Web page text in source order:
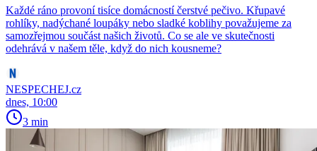
Každé ráno provoní tisíce domácností čerstvé pečivo. Křupavé
rohlíky, nadýchané loupáky nebo sladké koblihy považujeme za
samozřejmou součást našich životů. Co se ale ve skutečnosti
odehrává v našem těle, když do nich kousneme?
NESPECHEJ.cz
dnes, 10:00
3 min